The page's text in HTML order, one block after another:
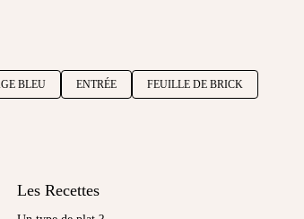
BLEU ENTRÉE FEUILLE DE BRICK
Les Recettes